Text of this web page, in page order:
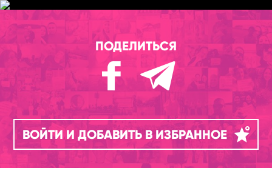
ПОДЕЛИТЬСЯ
ВОЙТИ И ДОБАВИТЬ В ИЗБРАННОЕ